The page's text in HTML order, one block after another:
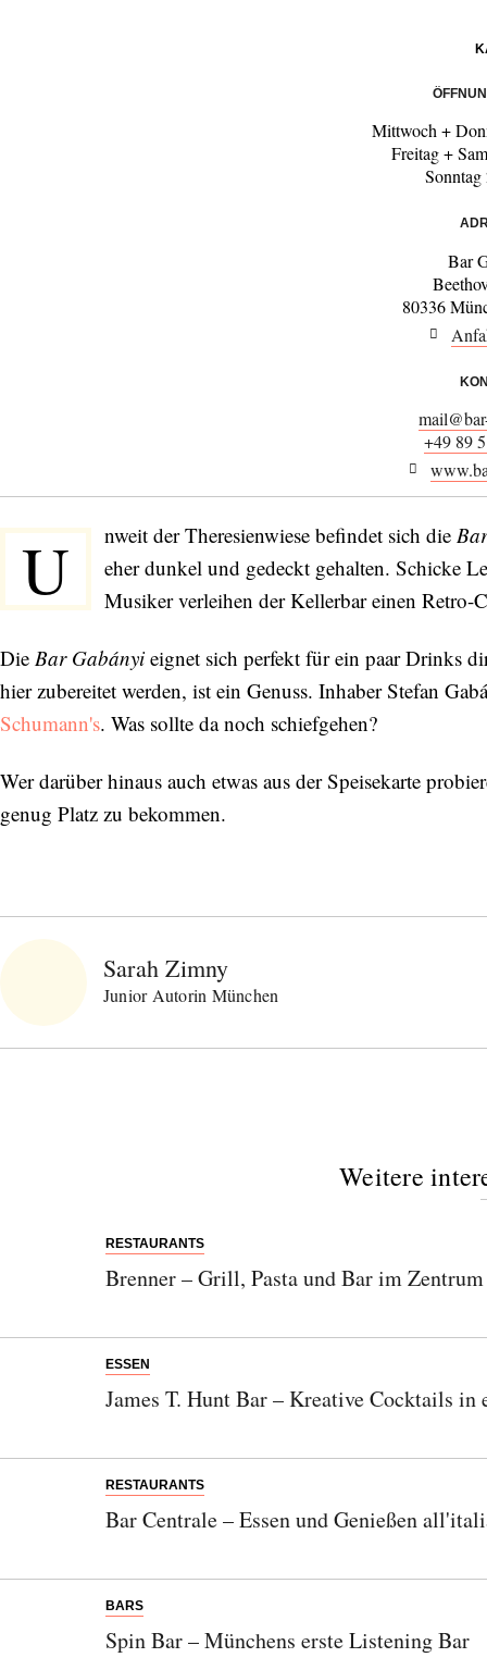
Mittwoch +
Freitag +
Bar
80336
+49 89
U nweit der Theresienwiese befindet sich die
eher dunkel und gedeckt gehalten. Schicke
Musiker verleihen der Kellerbar einen Retro-
Die Bar Gabányi eignet sich perfekt für ein paar Drinks
hier zubereitet werden, ist ein Genuss. Inhaber Stefan
Schumann's. Was sollte da noch schiefgehen?
Wer darüber hinaus auch etwas aus der Speisekarte
genug Platz zu bekommen.
Sarah Zimny
Junior Autorin München
Weitere
RESTAURANTS
Brenner – Grill, Pasta und Bar im
ESSEN
James T. Hunt Bar – Kreative Cocktails
RESTAURANTS
Bar Centrale – Essen und Genießen
BARS
Spin Bar – Münchens erste Listening Bar